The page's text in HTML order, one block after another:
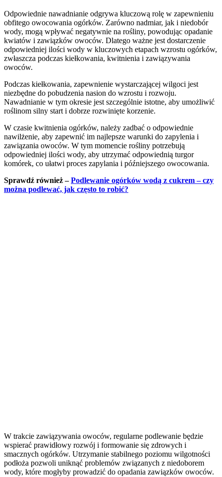
Odpowiednie nawadnianie odgrywa kluczową rolę w zapewnieniu
obfitego owocowania ogórków. Zarówno nadmiar, jak i niedobór
wody, mogą wpływać negatywnie na rośliny, powodując opadanie
kwiatów i zawiązków owoców. Dlatego ważne jest dostarczenie
odpowiedniej ilości wody w kluczowych etapach wzrostu ogórków,
zwłaszcza podczas kiełkowania, kwitnienia i zawiązywania
owoców.
Podczas kiełkowania, zapewnienie wystarczającej wilgoci jest
niezbędne do pobudzenia nasion do wzrostu i rozwoju.
Nawadnianie w tym okresie jest szczególnie istotne, aby umożliwić
roślinom silny start i dobrze rozwinięte korzenie.
W czasie kwitnienia ogórków, należy zadbać o odpowiednie
nawilżenie, aby zapewnić im najlepsze warunki do zapylenia i
zawiązania owoców. W tym momencie rośliny potrzebują
odpowiedniej ilości wody, aby utrzymać odpowiednią turgor
komórek, co ułatwi proces zapylania i późniejszego owocowania.
Sprawdź również –Podlewanie ogórków wodą z cukrem – czy
można podlewać, jak często to robić?
W trakcie zawiązywania owoców, regularne podlewanie będzie
wspierać prawidłowy rozwój i formowanie się zdrowych i
smacznych ogórków. Utrzymanie stabilnego poziomu wilgotności
podłoża pozwoli uniknąć problemów związanych z niedoborem
wody, które mogłyby prowadzić do opadania zawiązków owoców.